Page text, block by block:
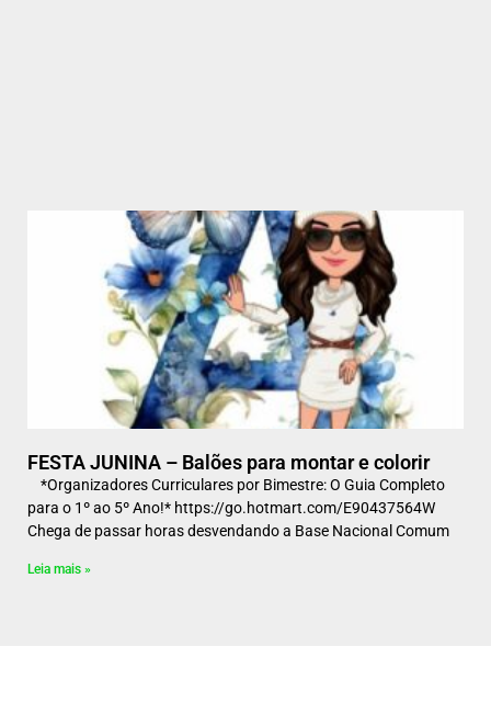
FESTA JUNINA – Balões para montar e colorir
*Organizadores Curriculares por Bimestre: O Guia Completo
para o 1º ao 5º Ano!* https://go.hotmart.com/E90437564W
Chega de passar horas desvendando a Base Nacional Comum
Leia mais »